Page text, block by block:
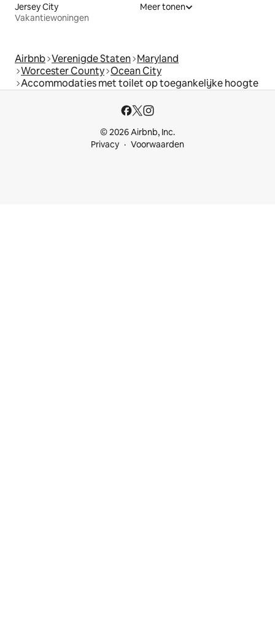
Jersey City
Vakantiewoningen
Meer tonen
Airbnb Verenigde Staten Maryland
Worcester County Ocean City
Accommodaties met toilet op toegankelijke hoogte
© 2026 Airbnb, Inc.
Privacy
Voorwaarden